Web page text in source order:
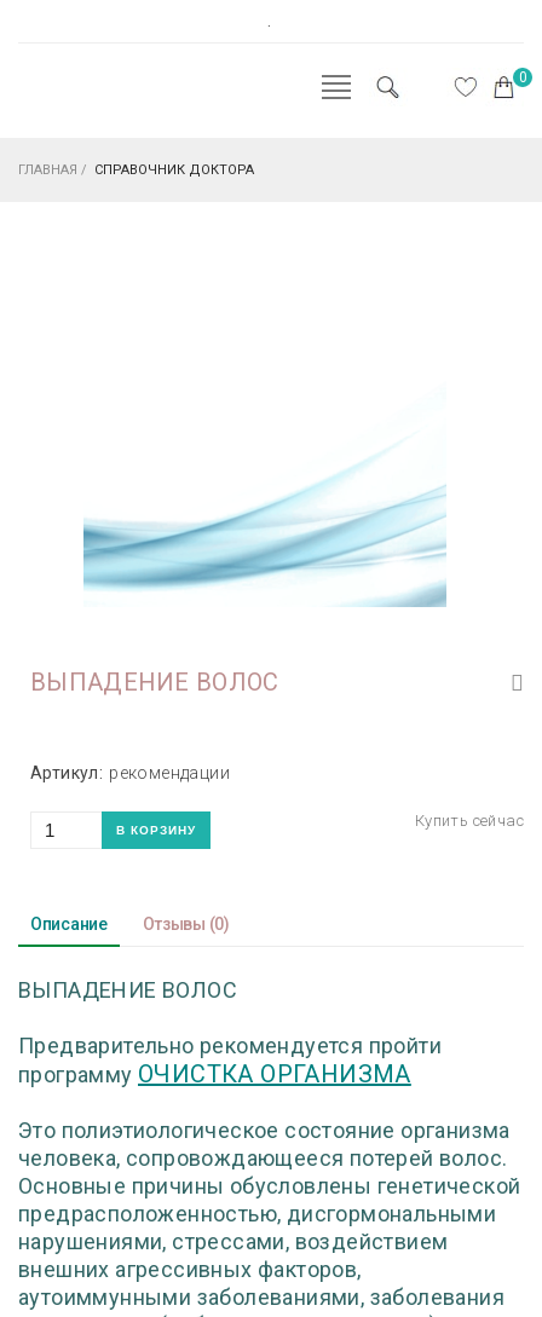
.
0
ГЛАВНАЯ / СПРАВОЧНИК ДОКТОРА
ВЫПАДЕНИЕ ВОЛОС
Артикул: рекомендации
Описание Отзывы (0)
ВЫПАДЕНИЕ ВОЛОС
Предварительно рекомендуется пройти
программу ОЧИСТКА ОРГАНИЗМА
Это полиэтиологическое состояние организма
человека, сопровождающееся потерей волос.
Основные причины обусловлены генетической
предрасположенностью, дисгормональными
нарушениями, стрессами, воздействием
внешних агрессивных факторов,
аутоиммунными заболеваниями, заболевания